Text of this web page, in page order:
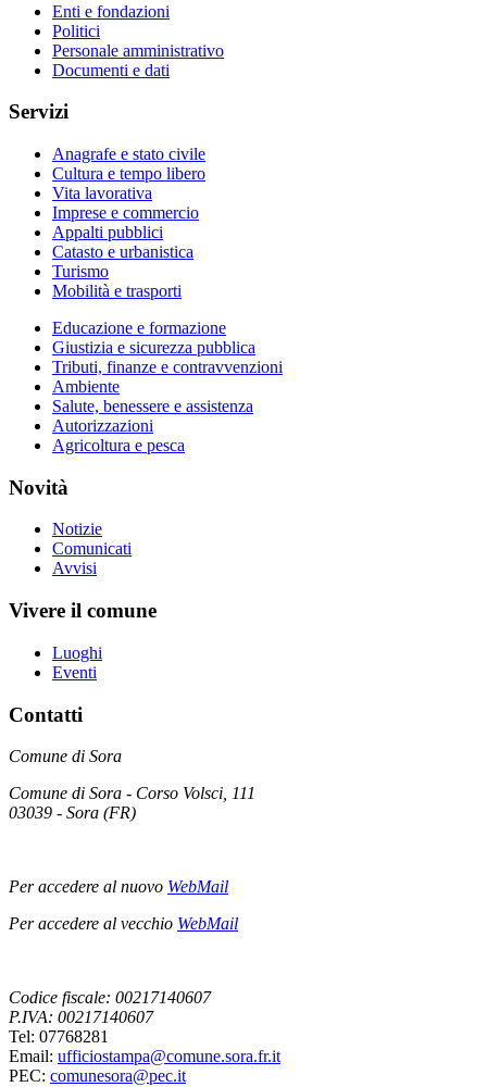
Enti e fondazioni
Politici
Personale amministrativo
Documenti e dati
Servizi
Anagrafe e stato civile
Cultura e tempo libero
Vita lavorativa
Imprese e commercio
Appalti pubblici
Catasto e urbanistica
Turismo
Mobilità e trasporti
Educazione e formazione
Giustizia e sicurezza pubblica
Tributi, finanze e contravvenzioni
Ambiente
Salute, benessere e assistenza
Autorizzazioni
Agricoltura e pesca
Novità
Notizie
Comunicati
Avvisi
Vivere il comune
Luoghi
Eventi
Contatti
Comune di Sora
Comune di Sora - Corso Volsci, 111
03039 - Sora (FR)
Per accedere al nuovo WebMail
Per accedere al vecchio WebMail
Codice fiscale: 00217140607
P.IVA: 00217140607
Tel: 07768281
Email: ufficiostampa@comune.sora.fr.it
PEC: comunesora@pec.it